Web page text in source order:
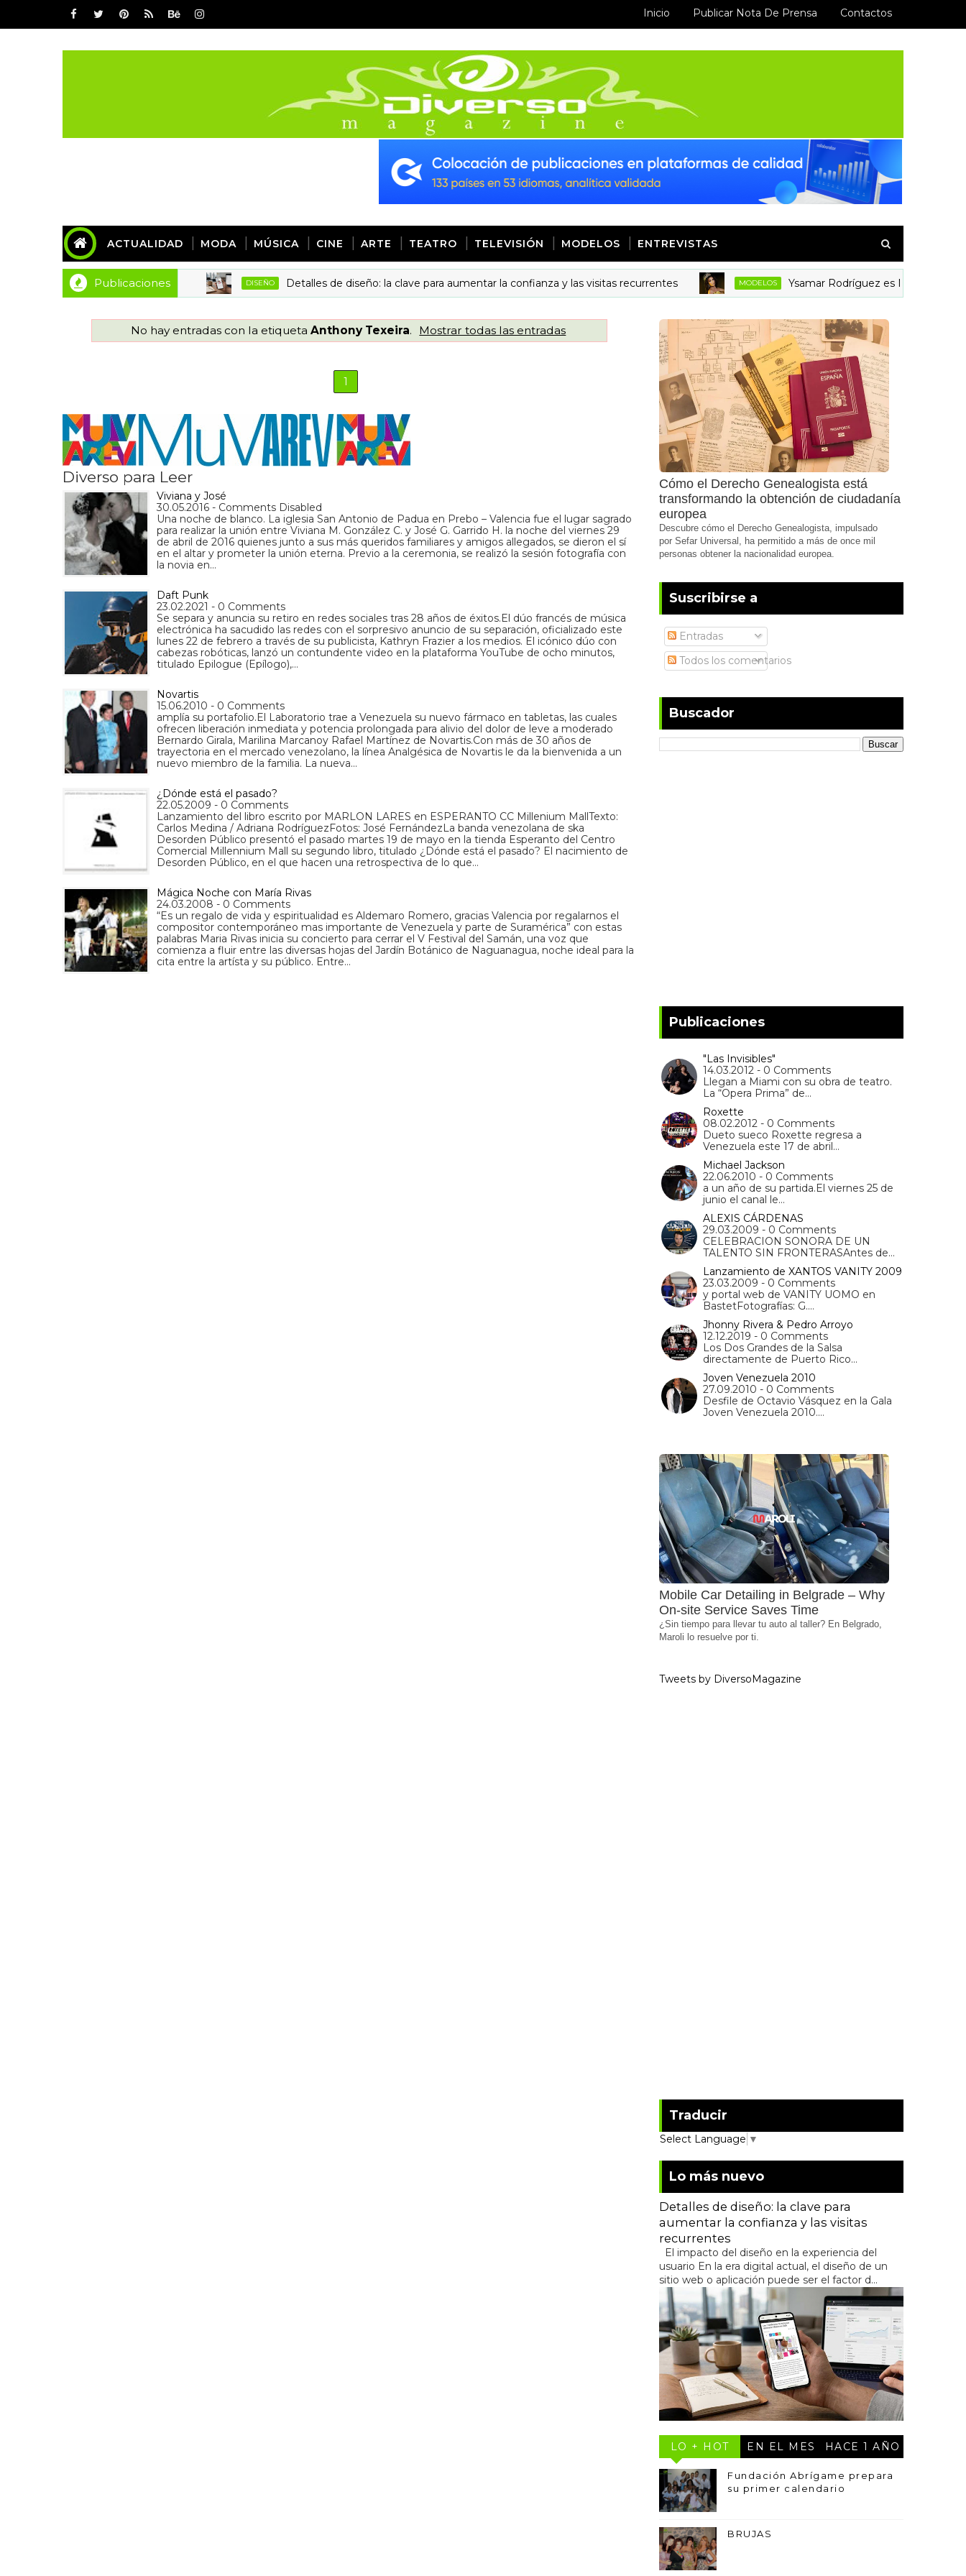
Inicio Publicar Nota De Prensa Contactos
ACTUALIDAD MODA MÚSICA CINE ARTE TEATRO TELEVISIÓN MODELOS ENTREVISTAS
Publicaciones DISEÑO Detalles de diseño: la clave para aumentar la confianza y las visitas recurrentes MODELOS Ysamar Rodríguez es Miss Mesoamérica
No hay entradas con la etiquetaAnthony Texeira. Mostrar todas las entradas
1
Diverso para Leer
Viviana y José
30.05.2016 - Comments Disabled
Una noche de blanco. La iglesia San Antonio de Padua en Prebo – Valencia fue el lugar sagrado
para realizar la unión entre Viviana M. González C. y José G. Garrido H. la noche del viernes 29
de abril de 2016 quienes junto a sus más queridos familiares y amigos allegados, se dieron el sí
en el altar y prometer la unión eterna. Previo a la ceremonia, se realizó la sesión fotografía con
la novia en…
Daft Punk
23.02.2021 - 0 Comments
Se separa y anuncia su retiro en redes sociales tras 28 años de éxitos.El dúo francés de música
electrónica ha sacudido las redes con el sorpresivo anuncio de su separación, oficializado este
lunes 22 de febrero a través de su publicista, Kathryn Frazier a los medios. El icónico dúo con
cabezas robóticas, lanzó un contundente video en la plataforma YouTube de ocho minutos,
titulado Epilogue (Epílogo),…
Novartis
15.06.2010 - 0 Comments
amplía su portafolio.El Laboratorio trae a Venezuela su nuevo fármaco en tabletas, las cuales
ofrecen liberación inmediata y potencia prolongada para alivio del dolor de leve a moderado
Bernardo Girala, Marilina Marcanoy Rafael Martínez de Novartis.Con más de 30 años de
trayectoria en el mercado venezolano, la línea Analgésica de Novartis le da la bienvenida a un
nuevo miembro de la familia. La nueva…
¿Dónde está el pasado?
22.05.2009 - 0 Comments
Lanzamiento del libro escrito por MARLON LARES en ESPERANTO CC Millenium MallTexto:
Carlos Medina / Adriana RodríguezFotos: José FernándezLa banda venezolana de ska
Desorden Público presentó el pasado martes 19 de mayo en la tienda Esperanto del Centro
Comercial Millennium Mall su segundo libro, titulado ¿Dónde está el pasado? El nacimiento de
Desorden Público, en el que hacen una retrospectiva de lo que…
Mágica Noche con María Rivas
24.03.2008 - 0 Comments
“Es un regalo de vida y espiritualidad es Aldemaro Romero, gracias Valencia por regalarnos el
compositor contemporáneo mas importante de Venezuela y parte de Suramérica” con estas
palabras Maria Rivas inicia su concierto para cerrar el V Festival del Samán, una voz que
comienza a fluir entre las diversas hojas del Jardín Botánico de Naguanagua, noche ideal para la
cita entre la artísta y su público. Entre…
Cómo el Derecho Genealogista está
transformando la obtención de ciudadanía
europea
Descubre cómo el Derecho Genealogista, impulsado
por Sefar Universal, ha permitido a más de once mil
personas obtener la nacionalidad europea.
Suscribirse a
Entradas
Todos los comentarios
Buscador
Publicaciones
"Las Invisibles"
14.03.2012 - 0 Comments
Llegan a Miami con su obra de teatro.
La “Opera Prima” de…
Roxette
08.02.2012 - 0 Comments
Dueto sueco Roxette regresa a
Venezuela este 17 de abril…
Michael Jackson
22.06.2010 - 0 Comments
a un año de su partida.El viernes 25 de
junio el canal le…
ALEXIS CÁRDENAS
29.03.2009 - 0 Comments
CELEBRACION SONORA DE UN
TALENTO SIN FRONTERASAntes de…
Lanzamiento de XANTOS VANITY 2009
23.03.2009 - 0 Comments
y portal web de VANITY UOMO en
BastetFotografías: G.…
Jhonny Rivera & Pedro Arroyo
12.12.2019 - 0 Comments
Los Dos Grandes de la Salsa
directamente de Puerto Rico…
Joven Venezuela 2010
27.09.2010 - 0 Comments
Desfile de Octavio Vásquez en la Gala
Joven Venezuela 2010.…
Mobile Car Detailing in Belgrade – Why
On-site Service Saves Time
¿Sin tiempo para llevar tu auto al taller? En Belgrado,
Maroli lo resuelve por ti.
Tweets by DiversoMagazine
Traducir
Select Language ▼
Lo más nuevo
Detalles de diseño: la clave para
aumentar la confianza y las visitas
recurrentes
El impacto del diseño en la experiencia del
usuario En la era digital actual, el diseño de un
sitio web o aplicación puede ser el factor d...
LO + HOT EN EL MES HACE 1 AÑO
Fundación Abrígame prepara
su primer calendario
BRUJAS